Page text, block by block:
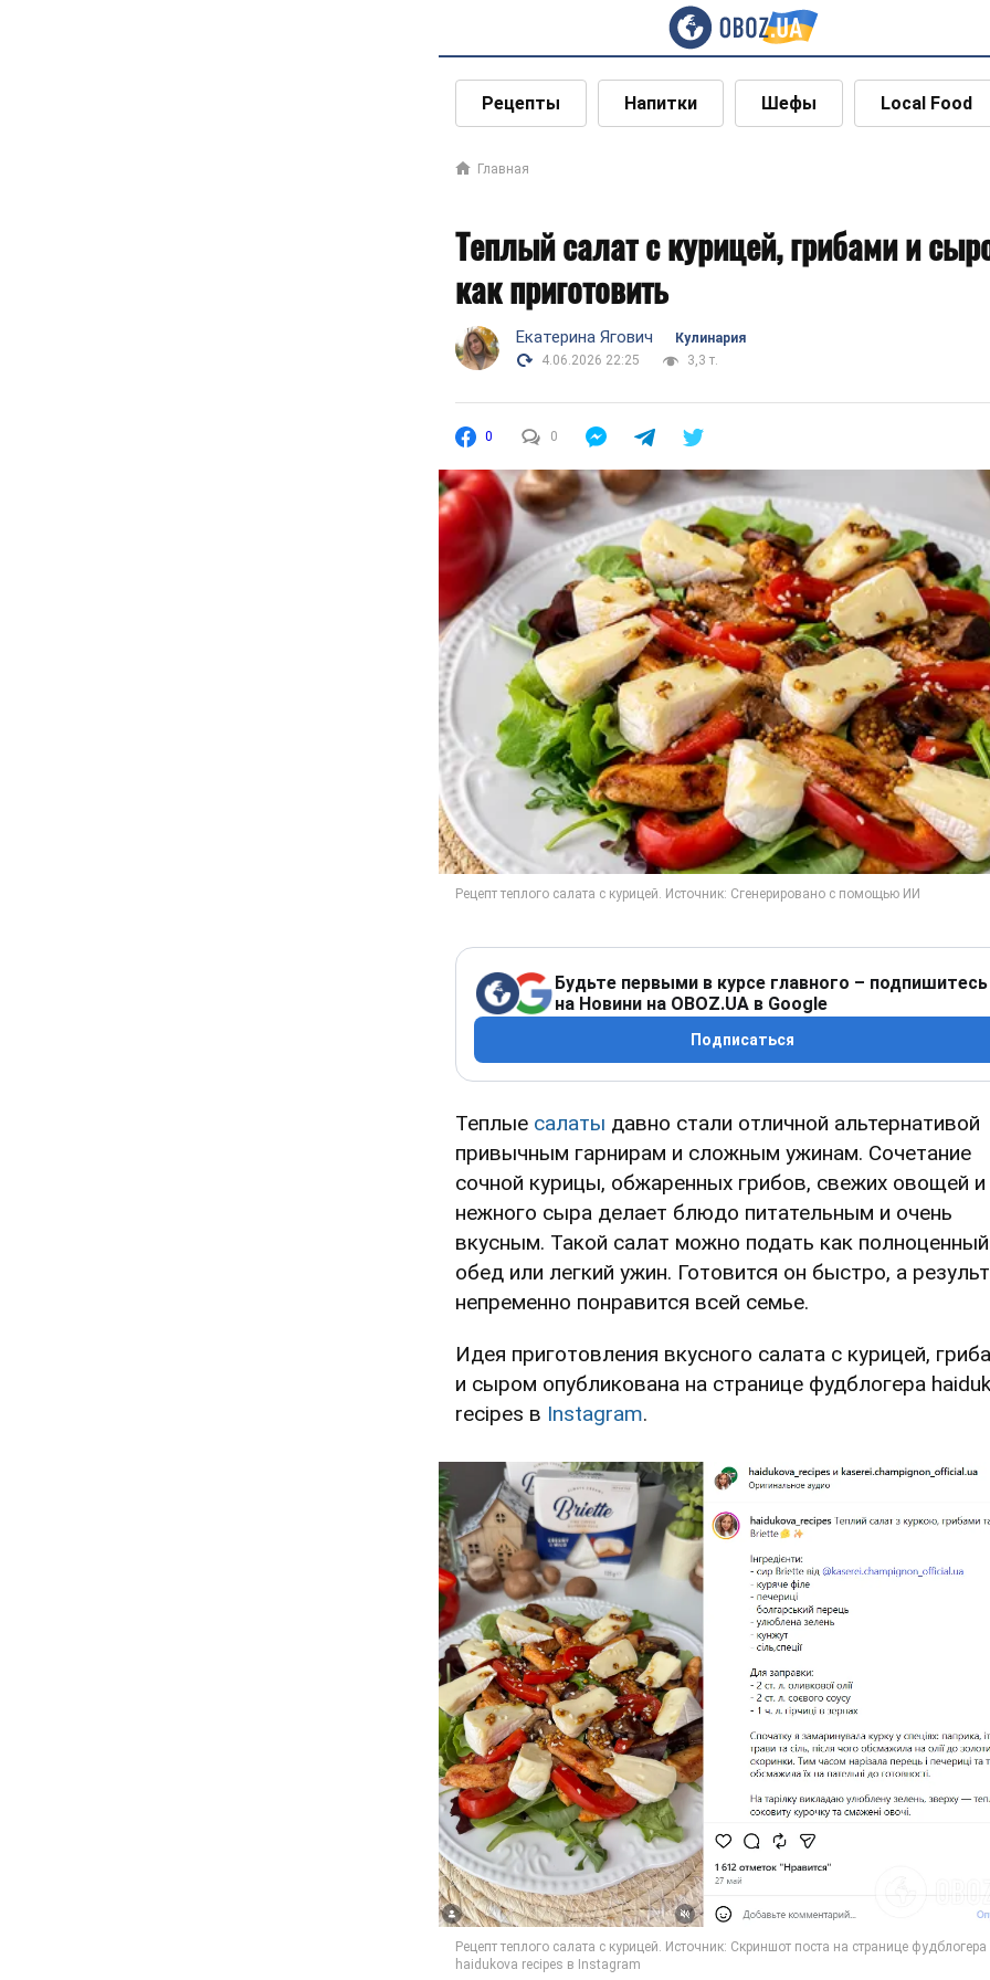
Рецепты Напитки Шефы Local Food
Главная
Теплый салат с курицей, грибами и
как приготовить
Екатерина Ягович
Кулинария
4.06.2026 22:25
3,3 т.
0 0
Будьте первыми в курсе главного – подпишитесь
на Новини на OBOZ.UA в Google
Подписаться
Теплые салаты давно стали отличной альтернативой
привычным гарнирам и сложным ужинам. Сочетание
сочной курицы, обжаренных грибов, свежих овощей и
нежного сыра делает блюдо питательным и очень
вкусным. Такой салат можно подать как полноценный
обед или легкий ужин. Готовится он быстро, а
непременно понравится всей семье.
Идея приготовления вкусного салата с курицей,
и сыром опубликована на странице фудблогера
recipes в Instagram.